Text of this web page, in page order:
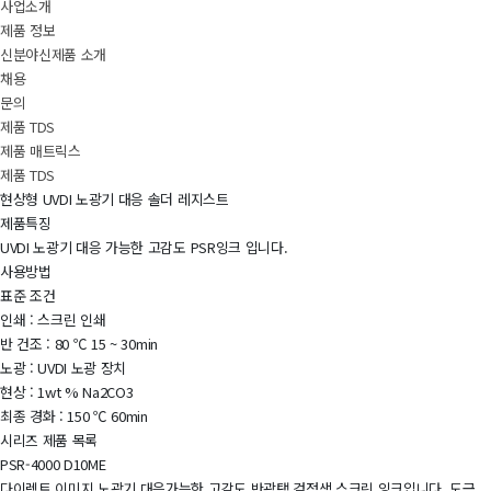
사업소개
제품 정보
신분야신제품 소개
채용
문의
제품 TDS
제품 매트릭스
제품 TDS
현상형 UVDI 노광기 대응 솔더 레지스트
제품특징
UVDI 노광기 대응 가능한 고감도 PSR잉크 입니다.
사용방법
표준 조건
인쇄 : 스크린 인쇄
반 건조 : 80 ℃ 15 ~ 30min
노광 : UVDI 노광 장치
현상 : 1wt % Na2CO3
최종 경화 : 150 ℃ 60min
시리즈 제품 목록
PSR-4000 D10ME